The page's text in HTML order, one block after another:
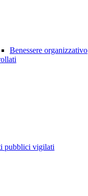
Benessere organizzativo
pubblici vigilati